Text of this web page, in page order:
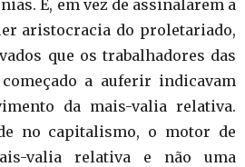
E, em vez de assinalarem a
aristocracia do proletariado,
que os trabalhadores das
a auferir indicavam
da mais-valia relativa.
no capitalismo, o motor de
valia relativa e não uma